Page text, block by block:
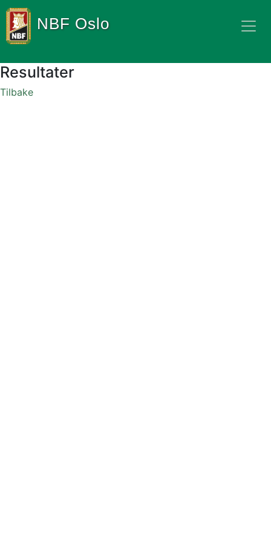
NBF Oslo
Resultater
Tilbake